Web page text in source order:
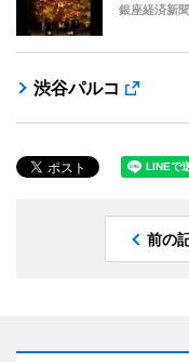
銀座経済新聞
渋谷パルコ
前の